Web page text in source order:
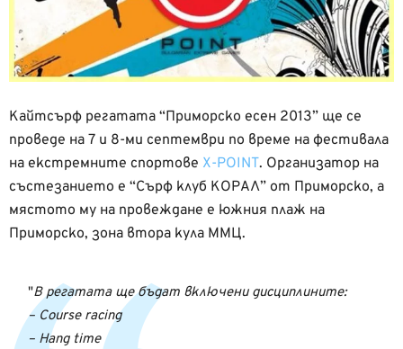
Кайтсърф регатата “Приморско есен 2013” ще се
проведе на 7 и 8-ми септември по време на фестивала
на екстремните спортове X-POINT. Организатор на
състезанието е “Сърф клуб КОРАЛ” от Приморско, а
мястото му на провеждане е южния плаж на
Приморско, зона втора кула ММЦ.
В регатата ще бъдат включени дисциплините:
– Course racing
– Hаng time